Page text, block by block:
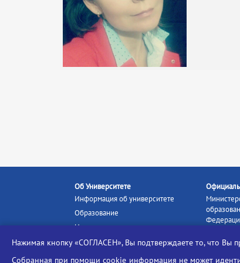
Об Университете
Информация об университете
Образование
Наука и инновации
Абитуриенту
Портал
Нажимая кнопку «СОГЛАСЕН», Вы подтверждаете то, что Вы
Собранная при помощи cookie информация не может